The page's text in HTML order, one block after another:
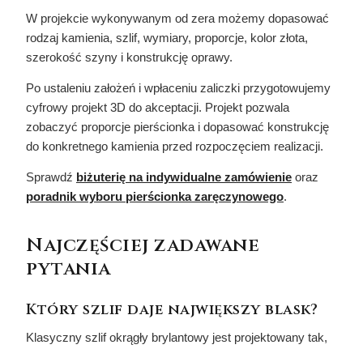
W projekcie wykonywanym od zera możemy dopasować
rodzaj kamienia, szlif, wymiary, proporcje, kolor złota,
szerokość szyny i konstrukcję oprawy.
Po ustaleniu założeń i wpłaceniu zaliczki przygotowujemy
cyfrowy projekt 3D do akceptacji. Projekt pozwala
zobaczyć proporcje pierścionka i dopasować konstrukcję
do konkretnego kamienia przed rozpoczęciem realizacji.
Sprawdź biżuterię na indywidualne zamówienie oraz
poradnik wyboru pierścionka zaręczynowego.
Najczęściej zadawane
pytania
Który szlif daje największy blask?
Klasyczny szlif okrągły brylantowy jest projektowany tak,